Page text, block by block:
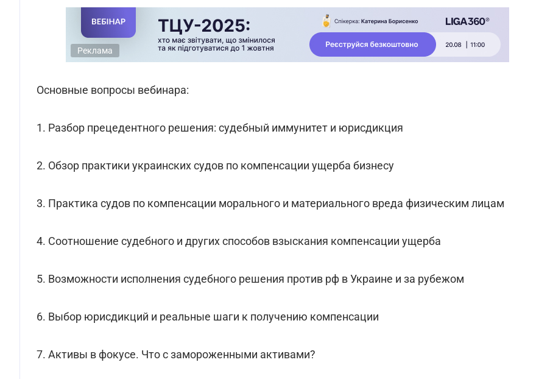
Реклама
Основные вопросы вебинара:
1. Разбор прецедентного решения: судебный иммунитет и юрисдикция
2. Обзор практики украинских судов по компенсации ущерба бизнесу
3. Практика судов по компенсации морального и материального вреда физическим лицам
4. Соотношение судебного и других способов взыскания компенсации ущерба
5. Возможности исполнения судебного решения против рф в Украине и за рубежом
6. Выбор юрисдикций и реальные шаги к получению компенсации
7. Активы в фокусе. Что с замороженными активами?